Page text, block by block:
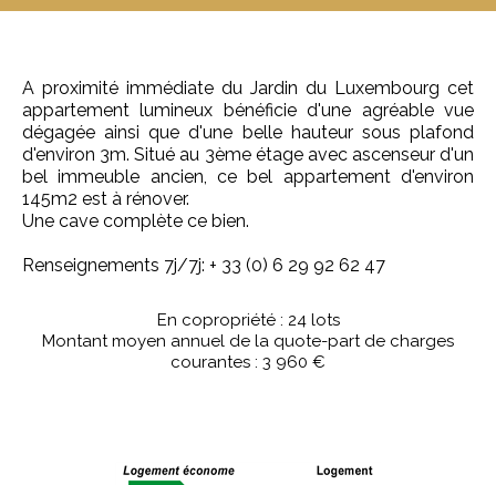
A proximité immédiate du Jardin du Luxembourg cet
appartement lumineux bénéficie d'une agréable vue
dégagée ainsi que d'une belle hauteur sous plafond
d'environ 3m. Situé au 3ème étage avec ascenseur d'un
bel immeuble ancien, ce bel appartement d'environ
145m2 est à rénover.
Une cave complète ce bien.
Renseignements 7j/7j: + 33 (0) 6 29 92 62 47
En copropriété : 24 lots
Montant moyen annuel de la quote-part de charges
courantes : 3 960 €